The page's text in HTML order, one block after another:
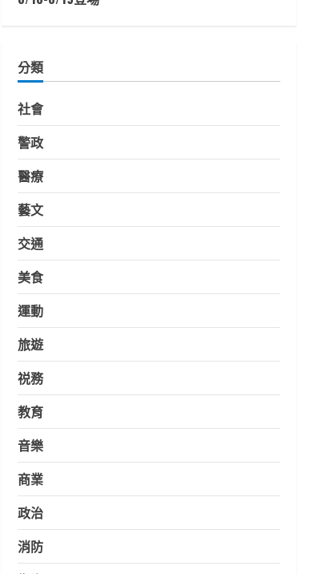
分類
社會
警政
醫療
藝文
交通
美食
運動
旅遊
祱務
教育
音樂
商業
政治
消防